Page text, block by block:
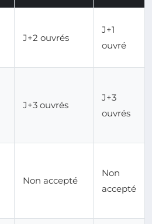
J+2 ouvrés
J+1
ouvré
J+3 ouvrés
J+3
ouvrés
Non accepté
Non
accepté